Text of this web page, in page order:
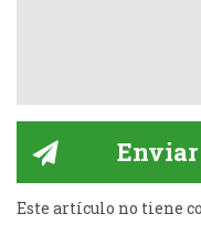
Este artículo no tiene